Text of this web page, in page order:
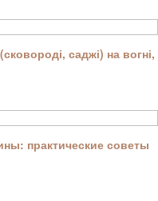
саджі) на вогні,
практические советы